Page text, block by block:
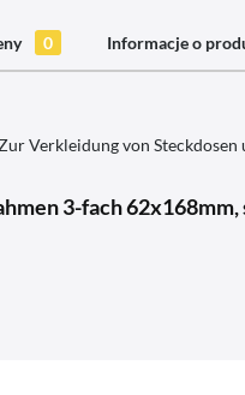
0 Informacje o
Verkleidung von Steckdosen
3-fach